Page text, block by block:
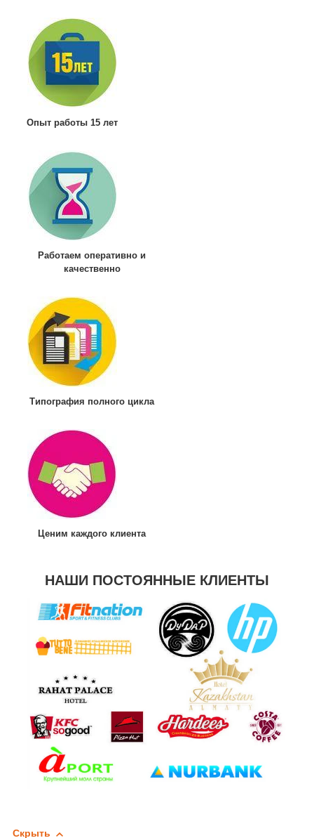
Опыт работы 15 лет
Работаем оперативно и
качественно
Типография полного цикла
Ценим каждого клиента
НАШИ ПОСТОЯННЫЕ КЛИЕНТЫ
Скрыть